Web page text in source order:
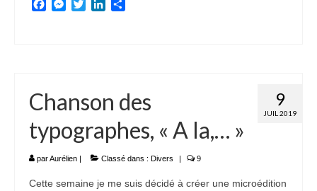
Facebook
Messenger
TwitterLinkedIn
9
JUIL 2019
Chanson des
typographes, « A la,… »
parAurélien | Classé dans : Divers | 9
Cette semaine je me suis décidé à créer une microédition